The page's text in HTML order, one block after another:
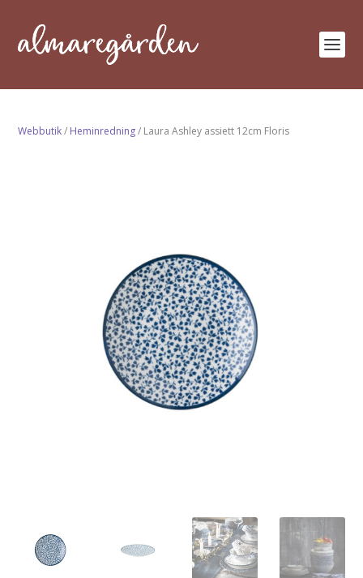
Webbutik/ Heminredning/ Laura Ashley assiett 12cm Floris